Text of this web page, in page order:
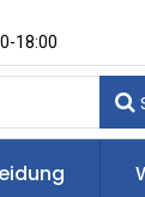
18:00